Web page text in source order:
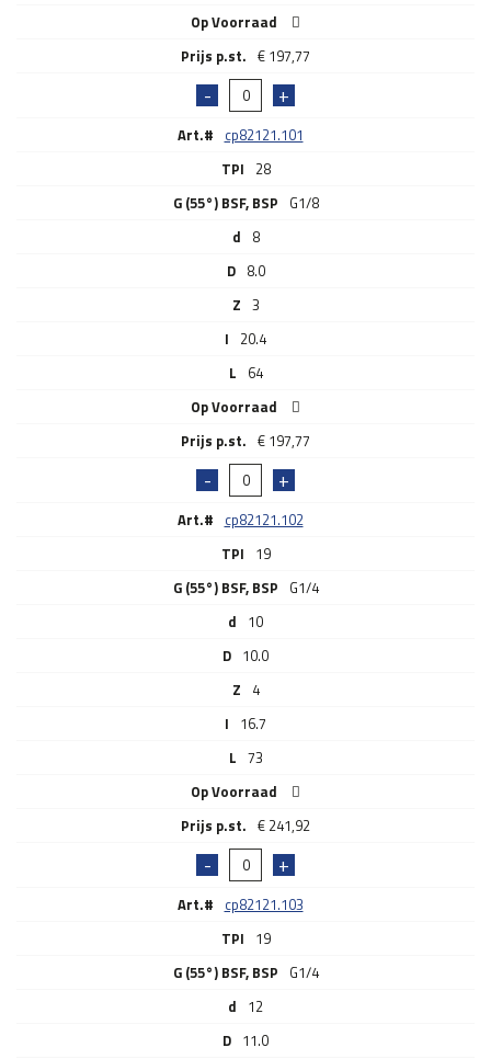
Op Voorraad
€ 197,77
Art.# cp82121.101
TPI 28
G (55°) BSF, BSP G1/8
d 8
D 8.0
Z 3
I 20.4
L 64
Op Voorraad
€ 197,77
Art.# cp82121.102
TPI 19
G (55°) BSF, BSP G1/4
d 10
D 10.0
Z 4
I 16.7
L 73
Op Voorraad
€ 241,92
Art.# cp82121.103
TPI 19
G (55°) BSF, BSP G1/4
d 12
D 11.0